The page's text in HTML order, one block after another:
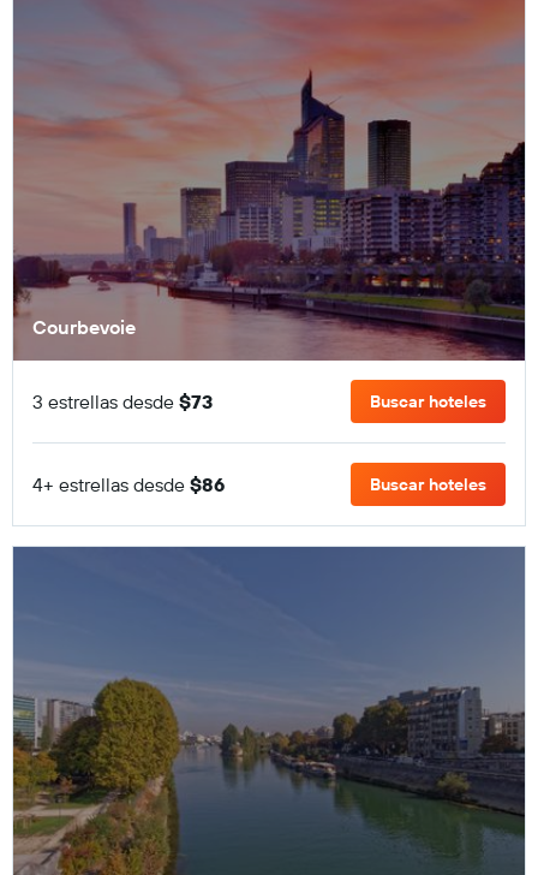
Courbevoie
3 estrellas desde $73 Buscar hoteles
4+ estrellas desde $86 Buscar hoteles